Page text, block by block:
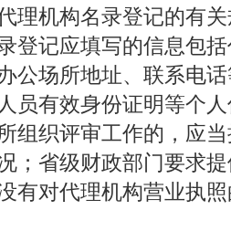
理机构名录登记的有
登记应填写的信息包
公场所地址、联系电
员有效身份证明等个
组织评审工作的，应
；省级财政部门要求
有对代理机构营业执